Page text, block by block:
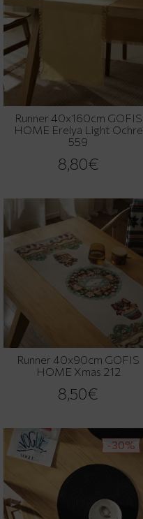
Runner 40x160cm GOFIS
HOME Erelya Light Ochre
559
8,80€
Runner 40x90cm GOFIS
HOME Xmas 212
8,50€
-30%